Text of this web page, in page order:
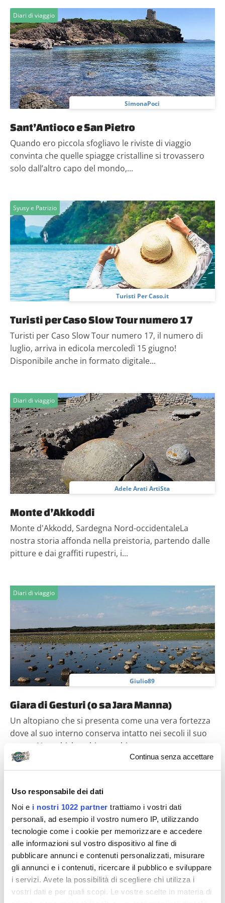
Continua senza accettare
Uso responsabile dei dati
Noi e i nostri 1022 partner trattiamo i vostri dati
personali, ad esempio il vostro numero IP, utilizzando
tecnologie come i cookie per memorizzare e accedere
alle informazioni sul vostro dispositivo al fine di
pubblicare annunci e contenuti personalizzati, misurare
gli annunci e i contenuti, ricercare il pubblico e sviluppare
i servizi. Avete la possibilità di scegliere chi utilizza i
vostri dati e per quali scopi. Le vostre scelte in materia di
Diari di viaggio
SimonaPoci
Sant’Antioco e San Pietro
Quando ero piccola sfogliavo le riviste di viaggio
convinta che quelle spiagge cristalline si trovassero
solo dall’altro capo del mondo,...
Syusy e Patrizio
Turisti Per Caso.it
Turisti per Caso Slow Tour numero 17
Turisti per Caso Slow Tour numero 17, il numero di
luglio, arriva in edicola mercoledì 15 giugno!
Disponibile anche in formato digitale...
Diari di viaggio
Adele Arati ArtiSta
Monte d’Akkoddi
Monte d'Akkodd, Sardegna Nord-occidentaleLa
nostra storia affonda nella preistoria, partendo dalle
pitture e dai graffiti rupestri, i...
Diari di viaggio
Giulio89
Giara di Gesturi (o sa Jara Manna)
Un altopiano che si presenta come una vera fortezza
dove al suo interno conserva intatto nei secoli il suo
regno. Nuraghi, boschi, macchia,...
travelale
Sardegna on the road: itinerario